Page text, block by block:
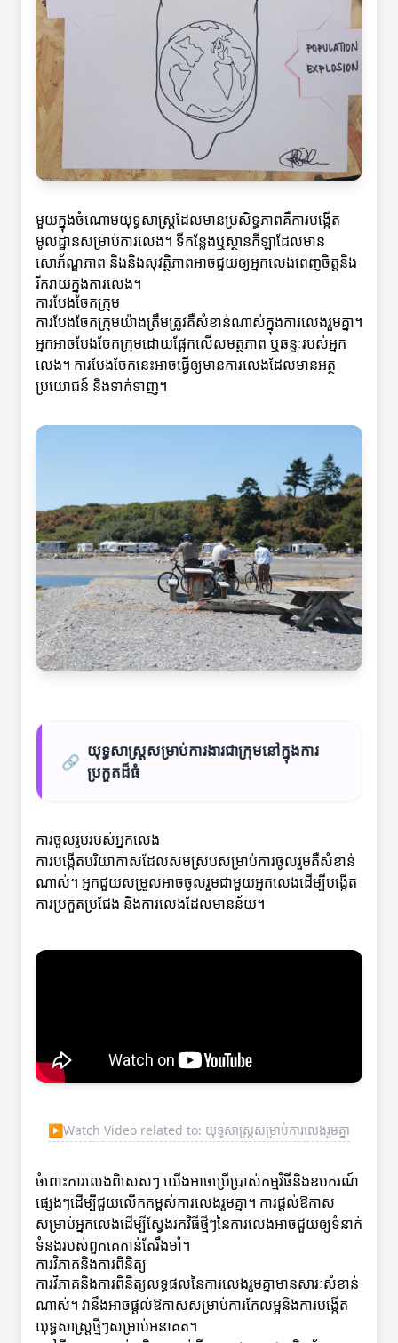
មួយក្នុងចំណោមយុទ្ធសាស្ត្រដែលមានប្រសិទ្ធភាពគឺការបង្កើត
មូលដ្ឋានសម្រាប់ការលេង។ ទីកន្លែងឬស្ថានកីឡាដែលមាន
សោភ័ណ្ឌភាព និងនិងសុវត្ថិភាពអាចជួយឲ្យអ្នកលេងពេញចិត្តនិង
រីករាយក្នុងការលេង។
ការបែងចែកក្រុម
ការបែងចែកក្រុមយ៉ាងត្រឹមត្រូវគឺសំខាន់ណាស់ក្នុងការលេងរួមគ្នា។
អ្នកអាចបែងចែកក្រុមដោយផ្អែកលើសមត្ថភាព ឬឆន្ទៈរបស់អ្នក
លេង។ ការបែងចែកនេះអាចធ្វើឲ្យមានការលេងដែលមានអត្ថ
ប្រយោជន៍ និងទាក់ទាញ។
🔗
យុទ្ធសាស្ត្រសម្រាប់ការងារជាក្រុមនៅក្នុងការ
ប្រកួតដ៏ធំ
ការចូលរួមរបស់អ្នកលេង
ការបង្កើតបរិយាកាសដែលសមស្របសម្រាប់ការចូលរួមគឺសំខាន់
ណាស់។ អ្នកជួយសម្រួលអាចចូលរួមជាមួយអ្នកលេងដើម្បីបង្កើត
ការប្រកួតប្រជែង និងការលេងដែលមានន័យ។
▶Watch Video related to: យុទ្ធសាស្ត្រសម្រាប់ការលេងរួមគ្នា
ចំពោះការលេងពិសេសៗ យើងអាចប្រើប្រាស់កម្មវិធីនិងឧបករណ៍
ផ្សេងៗដើម្បីជួយលើកកម្ពស់ការលេងរួមគ្នា។ ការផ្តល់ឱកាស
សម្រាប់អ្នកលេងដើម្បីស្វែងរកវិធីថ្មីៗនៃការលេងអាចជួយឲ្យទំនាក់
ទំនងរបស់ពួកគេកាន់តែរឹងមាំ។
ការវិភាគនិងការពិនិត្យ
ការវិភាគនិងការពិនិត្យលទ្ធផលនៃការលេងរួមគ្នាមានសារៈសំខាន់
ណាស់។ វានឹងអាចផ្តល់ឱកាសសម្រាប់ការកែលម្អនិងការបង្កើត
យុទ្ធសាស្ត្រថ្មីៗសម្រាប់អនាគត។